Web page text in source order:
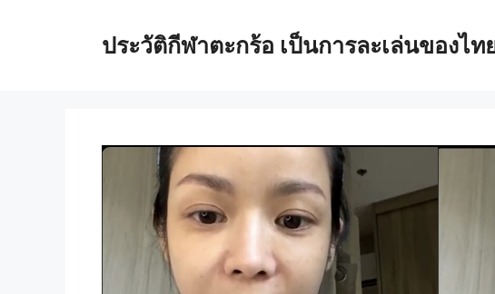
ประวัติกีฬาตะกร้อ เป็นการละเล่นของไ